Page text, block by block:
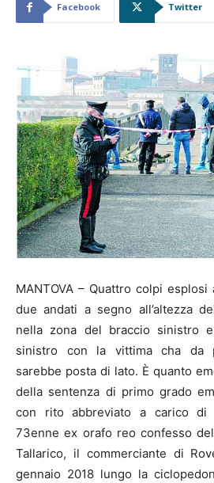
Facebook Twitter
MANTOVA – Quattro colpi esplosi
due andati a segno all’altezza
nella zona del braccio sinistro e
sinistro con la vittima cha da
sarebbe posta di lato. È quanto
della sentenza di primo grado
con rito abbreviato a carico di
73enne ex orafo reo confesso
Tallarico, il commerciante di
gennaio 2018 lungo la